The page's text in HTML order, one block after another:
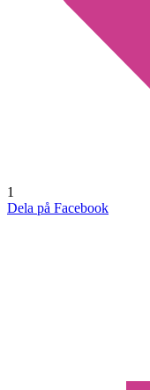
1
Dela på Facebook